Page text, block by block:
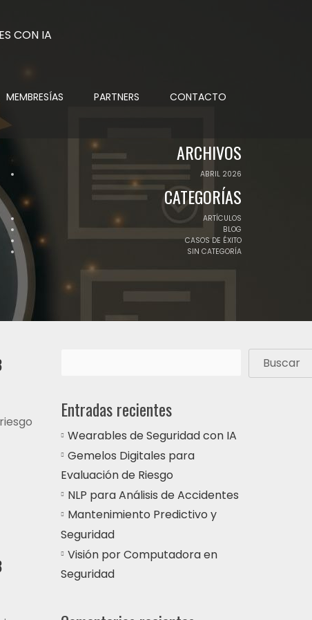
MEMBRESÍAS PARTNERS CONTACTO
ARCHIVOS
ABRIL 2026
CATEGORÍAS
ARTÍCULOS
BLOG
CASOS DE ÉXITO
SIN CATEGORÍA
Buscar
Entradas recientes
Wearables de Seguridad con IA
Gemelos Digitales para
Evaluación de Riesgo
NLP para Análisis de Accidentes
Mantenimiento Predictivo y
Seguridad
Visión por Computadora en
Seguridad